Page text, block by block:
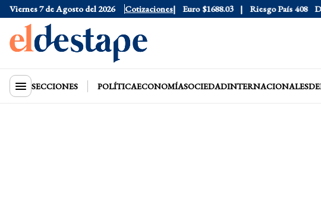
Viernes 7 de Agosto del 2026 Cotizaciones
Blue $1530 Dólar CCL $1577.3 Euro $1688.03 Riesgo País 408
SECCIONES POLÍTICAECONOMÍASOCIEDADINTERNACIONALES